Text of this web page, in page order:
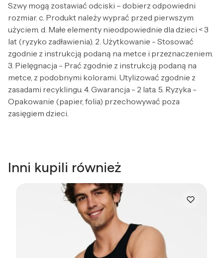
Szwy mogą zostawiać odciski – dobierz odpowiedni
rozmiar. c. Produkt należy wyprać przed pierwszym
użyciem. d. Małe elementy nieodpowiednie dla dzieci < 3
lat (ryzyko zadławienia). 2. Użytkowanie - Stosować
zgodnie z instrukcją podaną na metce i przeznaczeniem.
3. Pielęgnacja - Prać zgodnie z instrukcją podaną na
metce, z podobnymi kolorami. Utylizować zgodnie z
zasadami recyklingu. 4. Gwarancja - 2 lata. 5. Ryzyka -
Opakowanie (papier, folia) przechowywać poza
zasięgiem dzieci.
Inni kupili również